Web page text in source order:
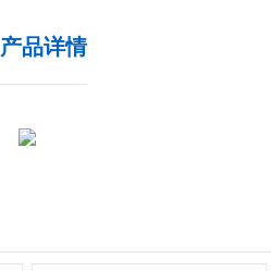
产品详情